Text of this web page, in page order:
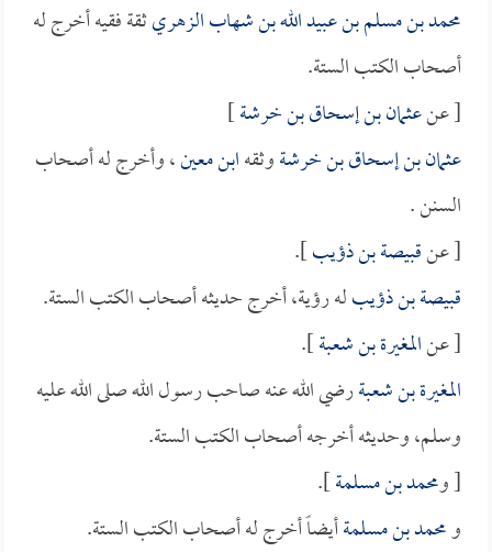
محمد بن مسلم بن عبيد الله بن شهاب الزهريثقة فقيه أخرج له
أصحاب الكتب الستة.
[ عنعثمان بن إسحاق بن خرشة]
عثمان بن إسحاق بن خرشةوثقهابن معين، وأخرج له أصحاب
السنن .
[ عنقبيصة بن ذؤيب].
قبيصة بن ذؤيبله رؤية، أخرج حديثه أصحاب الكتب الستة.
[ عنالمغيرة بن شعبة].
المغيرة بن شعبةرضي الله عنه صاحب رسول الله صلى الله عليه
وسلم، وحديثه أخرجه أصحاب الكتب الستة.
[ ومحمد بن مسلمة].
ومحمد بن مسلمةأيضاً أخرج له أصحاب الكتب الستة.